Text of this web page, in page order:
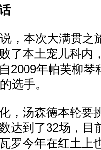
本次大满贯之
了本土宠儿科内
2009年帕芙柳琴
选手。
汤森德本轮要
达到了32场，目
罗今年在红土上